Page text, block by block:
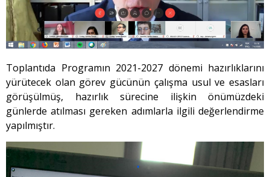
Toplantıda Programın 2021-2027 dönemi hazırlıklarını
yürütecek olan görev gücünün çalışma usul ve esasları
görüşülmüş, hazırlık sürecine ilişkin önümüzdeki
günlerde atılması gereken adımlarla ilgili değerlendirme
yapılmıştır.